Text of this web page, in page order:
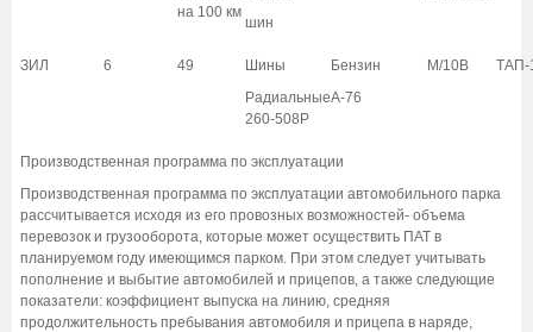
на 100 км
шин
ЗИЛ 6 49
Шины
Радиальные
260-508Р
Бензин
А-76
М/10В ТАП-
Производственная программа по эксплуатации
Производственная программа по эксплуатации автомобильного парка
рассчитывается исходя из его провозных возможностей- объема
перевозок и грузооборота, которые может осуществить ПАТ в
планируемом году имеющимся парком. При этом следует учитывать
пополнение и выбытие автомобилей и прицепов, а также следующие
показатели: коэффициент выпуска на линию, средняя
продолжительность пребывания автомобиля и прицепа в наряде,